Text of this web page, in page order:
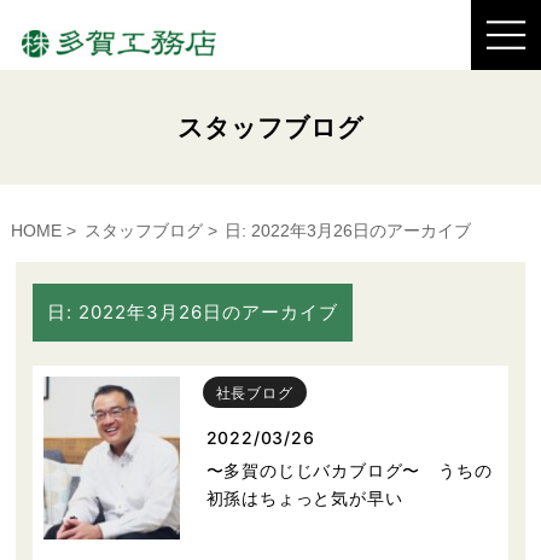
スタッフブログ
HOME スタッフブログ 日: 2022年3月26日のアーカイブ
日: 2022年3月26日のアーカイブ
社長ブログ
2022/03/26
〜多賀のじじバカブログ〜 うちの
初孫はちょっと気が早い